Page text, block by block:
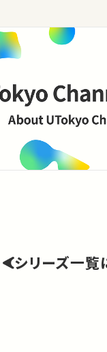
シリーズ一覧